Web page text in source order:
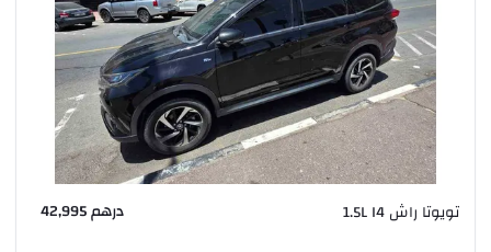
تويوتا راش 1.5L I4 درهم 42,995